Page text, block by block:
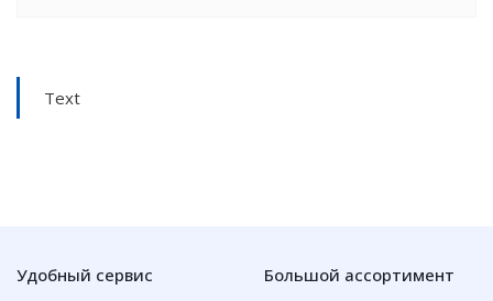
Text
Удобный сервис Большой ассортимент